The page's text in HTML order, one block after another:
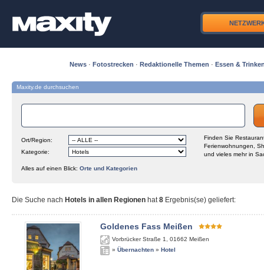
News · Fotostrecken · Redaktionelle Themen · Essen &
Maxity.de durchsuchen
Ort/Region:
Kategorie:
Finden Sie
Ferienwohnungen,
und vieles mehr in
Alles auf einen Blick: Orte und Kategorien
Die Suche nach Hotels in allen Regionen hat8 Ergebnis(se) geliefert:
Goldenes Fass Meißen
Vorbrücker Straße 1 01662 Meißen
» Übernachten » Hotel